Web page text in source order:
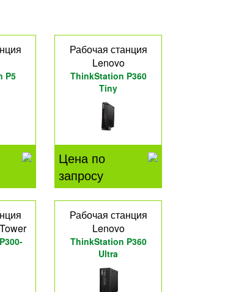
P5
Рабочая станция
Lenovo
ThinkStation P360
Tiny
Цена по
запросу
Рабочая станция
Lenovo
ThinkStation P360
Ultra